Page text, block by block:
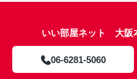
いい部屋ネット 大
06-6281-5060